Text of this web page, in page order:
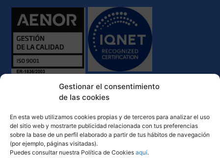
Gestionar el consentimiento
de las cookies
En esta web utilizamos cookies propias y de terceros para analizar el uso
del sitio web y mostrarte publicidad relacionada con tus preferencias
sobre la base de un perfil elaborado a partir de tus hábitos de navegación
(por ejemplo, páginas visitadas).
Puedes consultar nuestra Política de Cookies aquí.